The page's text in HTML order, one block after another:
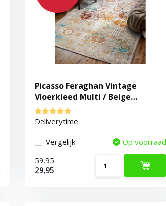
Picasso Feraghan Vintage
Vloerkleed Multi / Beige
Laagpolig
Deliverytime
Vergelijk
Op voorraad
59,95
29,95